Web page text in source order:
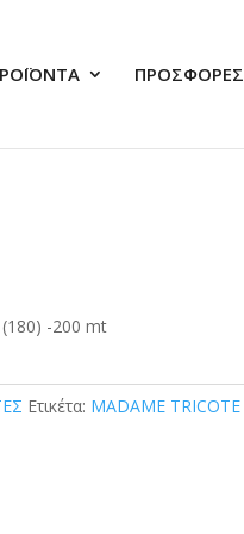
ΠΡΟΣΦΟΡΕΣ
(180) -200 mt
Ετικέτα: MADAME TRICOTE